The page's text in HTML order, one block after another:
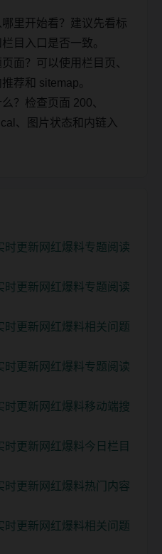
里开始看？建议先看标
目入口是否一致。
面？可以使用栏目页、
荐和 sitemap。
？检查页面 200、
、图片状态和内链入
时更新网红爆料专题阅读
时更新网红爆料专题阅读
时更新网红爆料相关问题
时更新网红爆料专题阅读
时更新网红爆料移动端搜
更新网红爆料今日栏目
时更新网红爆料热门内容
时更新网红爆料相关问题